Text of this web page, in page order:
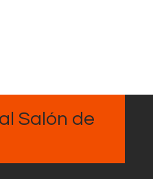
Salón de